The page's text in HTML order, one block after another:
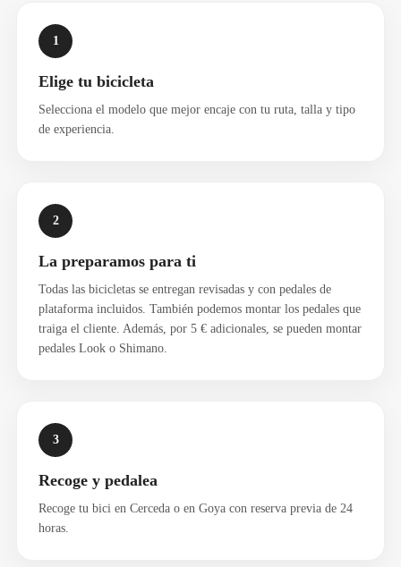
1
Elige tu bicicleta
Selecciona el modelo que mejor encaje con tu ruta, talla y tipo
de experiencia.
2
La preparamos para ti
Todas las bicicletas se entregan revisadas y con pedales de
plataforma incluidos. También podemos montar los pedales que
traiga el cliente. Además, por 5 € adicionales, se pueden montar
pedales Look o Shimano.
3
Recoge y pedalea
Recoge tu bici en Cerceda o en Goya con reserva previa de 24
horas.